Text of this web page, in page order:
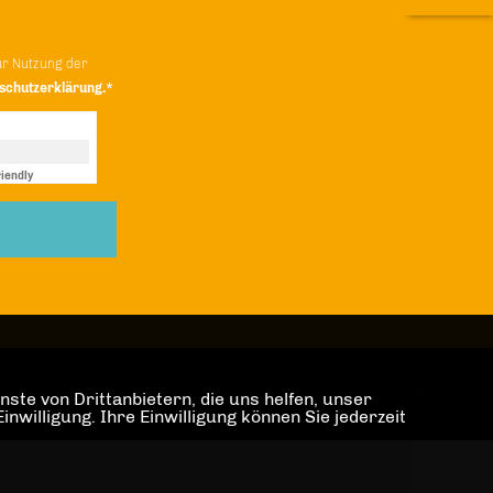
Nutzung der
REALISATION: SHARKNESS MEDIA GMBH & CO. KG
von Drittanbietern, die uns helfen, unser
Ihre Einwilligung können Sie jederzeit